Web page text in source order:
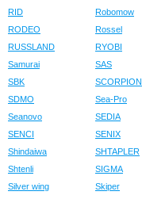
RID
Robomow
RODEO
Rossel
RUSSLAND
RYOBI
Samurai
SAS
SBK
SCORPION
SDMO
Sea-Pro
Seanovo
SEDIA
SENCI
SENIX
Shindaiwa
SHTAPLER
Shtenli
SIGMA
Silver wing
Skiper